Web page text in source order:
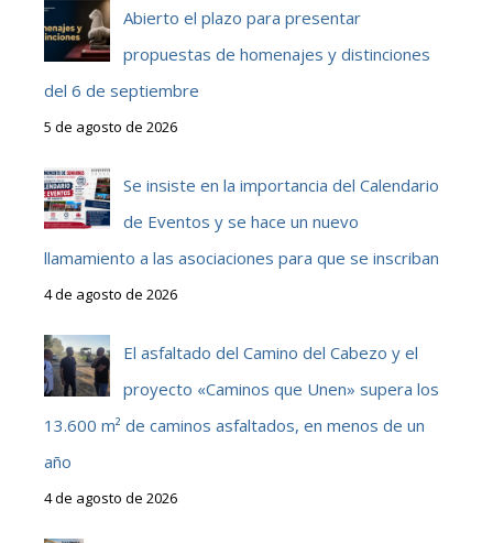
Abierto el plazo para presentar
propuestas de homenajes y distinciones
del 6 de septiembre
5 de agosto de 2026
Se insiste en la importancia del Calendario
de Eventos y se hace un nuevo
llamamiento a las asociaciones para que se inscriban
4 de agosto de 2026
El asfaltado del Camino del Cabezo y el
proyecto «Caminos que Unen» supera los
13.600 m² de caminos asfaltados, en menos de un
año
4 de agosto de 2026